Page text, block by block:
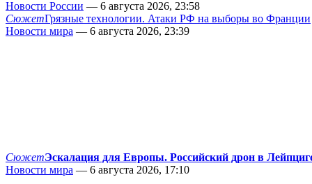
Новости России — 6 августа 2026, 23:58
СюжетГрязные технологии. Атаки РФ на выборы во Франции
Новости мира — 6 августа 2026, 23:39
СюжетЭскалация для Европы. Российский дрон в
Новости мира — 6 августа 2026, 17:10